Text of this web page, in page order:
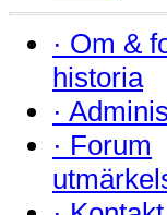
· Om &
historia
·
· Forum